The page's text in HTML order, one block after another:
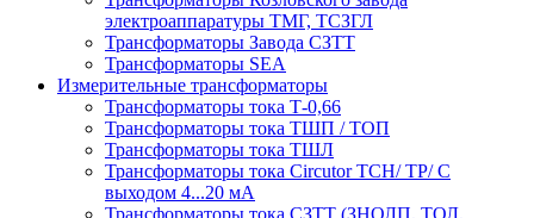
электроаппаратуры ТМГ, ТСЗГЛ
Трансформаторы Завода СЗТТ
Трансформаторы SEA
Измерительные трансформаторы
Трансформаторы тока Т-0,66
Трансформаторы тока ТШП / ТОП
Трансформаторы тока ТШЛ
Трансформаторы тока Circutor TCH/ TP/ С
выходом 4...20 мА
Трансформаторы тока СЗТТ (ЗНОЛП, ТОЛ,